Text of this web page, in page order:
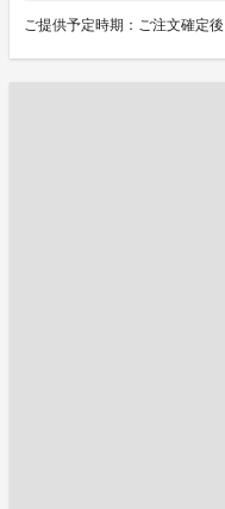
ご提供予定時期：ご注文確定